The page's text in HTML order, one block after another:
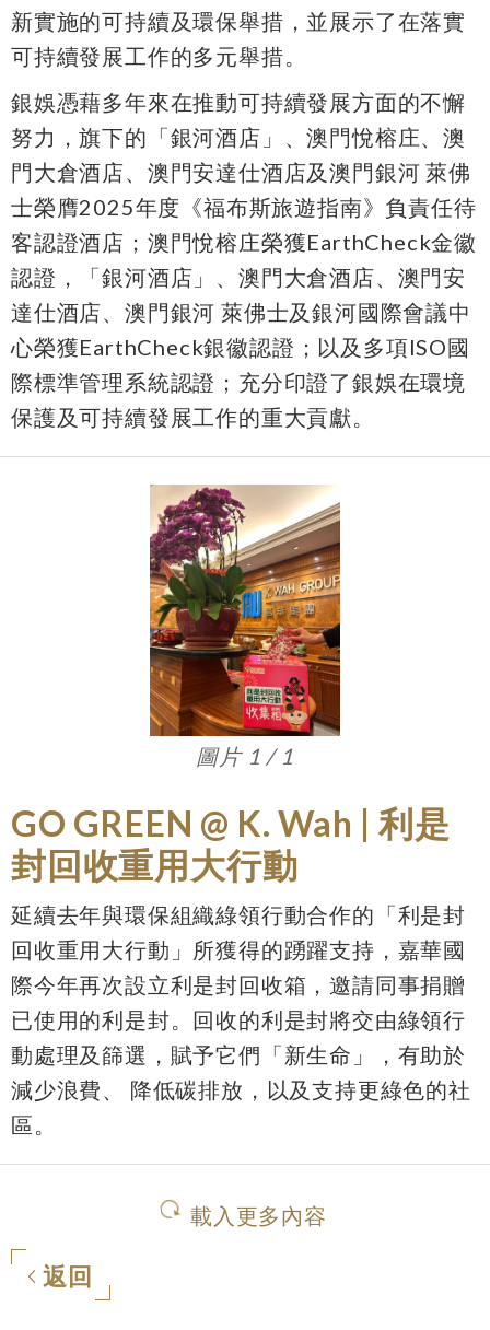
新實施的可持續及環保舉措，並展示了在落實
可持續發展工作的多元舉措。
銀娛憑藉多年來在推動可持續發展方面的不懈
努力，旗下的「銀河酒店」、澳門悅榕庄、澳
門大倉酒店、澳門安達仕酒店及澳門銀河 萊佛
士榮膺2025年度《福布斯旅遊指南》負責任待
客認證酒店；澳門悅榕庄榮獲EarthCheck金徽
認證，「銀河酒店」、澳門大倉酒店、澳門安
達仕酒店、澳門銀河 萊佛士及銀河國際會議中
心榮獲EarthCheck銀徽認證；以及多項ISO國
際標準管理系統認證；充分印證了銀娛在環境
保護及可持續發展工作的重大貢獻。
圖片 1 / 1
GO GREEN @ K. Wah | 利是
封回收重用大行動
延續去年與環保組織綠領行動合作的「利是封
回收重用大行動」所獲得的踴躍支持，嘉華國
際今年再次設立利是封回收箱，邀請同事捐贈
已使用的利是封。回收的利是封將交由綠領行
動處理及篩選，賦予它們「新生命」，有助於
減少浪費、 降低碳排放，以及支持更綠色的社
區。
載入更多內容
返回